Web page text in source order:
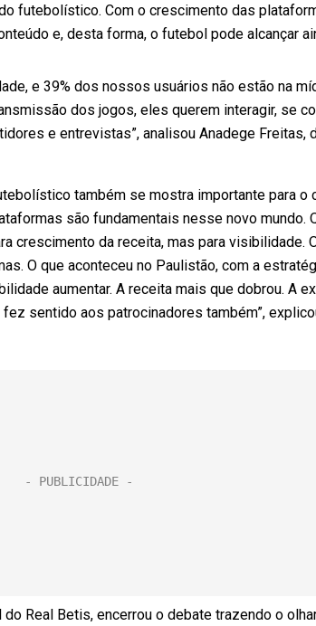
futebolístico. Com o crescimento das
e, desta forma, o futebol pode alcançar
e 39% dos nossos usuários não estão na
dos jogos, eles querem interagir, se
e entrevistas”, analisou Anadege Freitas,
também se mostra importante para o
são fundamentais nesse novo mundo.
crescimento da receita, mas para visibilidade.
O que aconteceu no Paulistão, com a
aumentar. A receita mais que dobrou. A
sentido aos patrocinadores também”,
do Real Betis, encerrou o debate trazendo o